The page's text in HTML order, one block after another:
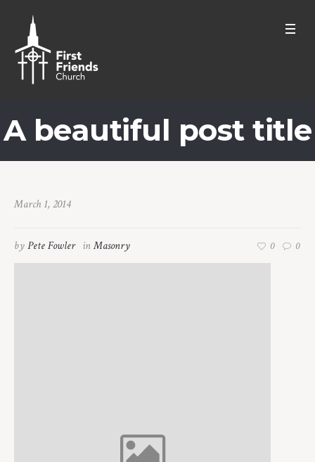
A beautiful post title
March 1, 2014
byPete Fowler inMasonry 0 0